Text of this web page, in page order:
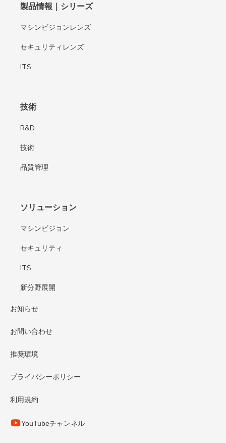
製品情報｜シリーズ
マシンビジョンレンズ
セキュリティレンズ
ITS
技術
R&D
技術
品質管理
ソリューション
マシンビジョン
セキュリティ
ITS
新分野展開
お知らせ
お問い合わせ
推奨環境
プライバシーポリシー
利用規約
YouTubeチャンネル